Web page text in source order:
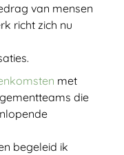
van mensen
richt zich nu
met
die
begeleid ik